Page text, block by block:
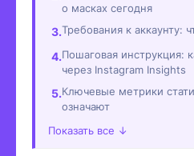
о масках сегодня
Требования к аккаунту:
Пошаговая инструкция:
через Instagram Insights
Ключевые метрики
означают
Показать все ↓